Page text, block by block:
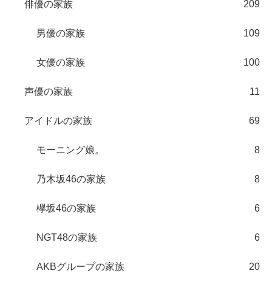
俳優の家族 209
男優の家族 109
女優の家族 100
声優の家族 11
アイドルの家族 69
モーニング娘。 8
乃木坂46の家族 8
欅坂46の家族 6
NGT48の家族 6
AKBグループの家族 20